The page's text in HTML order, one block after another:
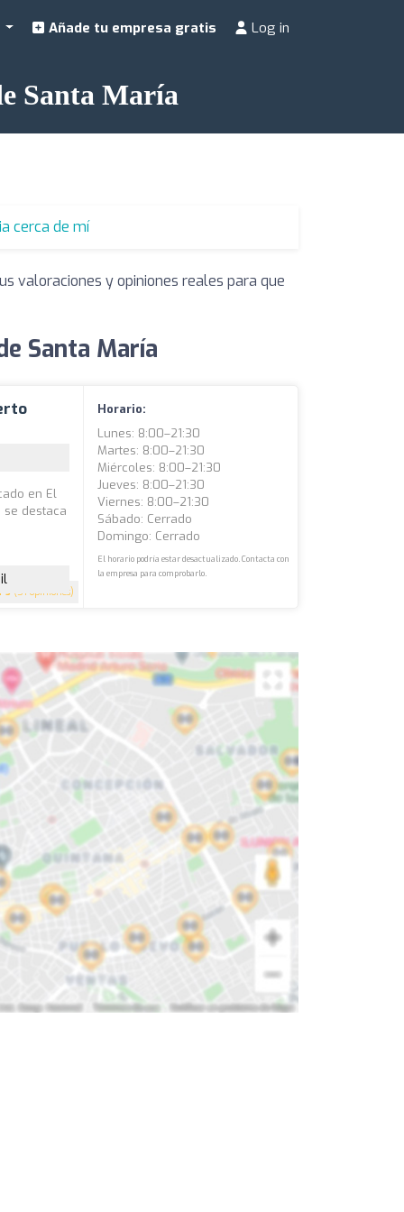
Añade tu empresa gratis Log in
Santa María
cerca de mí
valoraciones y opiniones reales para que
Santa María
5 (51 opiniones)
en El
se destaca
Horario:
Lunes: 8:00–21:30
Martes: 8:00–21:30
Miércoles: 8:00–21:30
Jueves: 8:00–21:30
Viernes: 8:00–21:30
Sábado: Cerrado
Domingo: Cerrado
El horario podría estar desactualizado. Contacta con
la empresa para comprobarlo.